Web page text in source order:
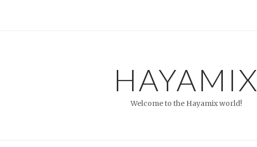
HAYAMIX
Welcome to the Hayamix world!